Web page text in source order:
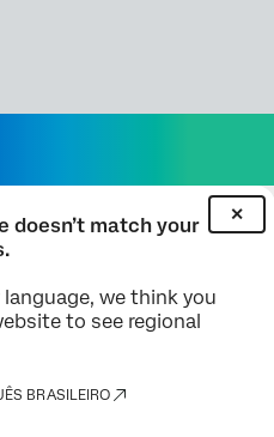
✕
doesn’t match your
we think you
to see regional
BRASILEIRO